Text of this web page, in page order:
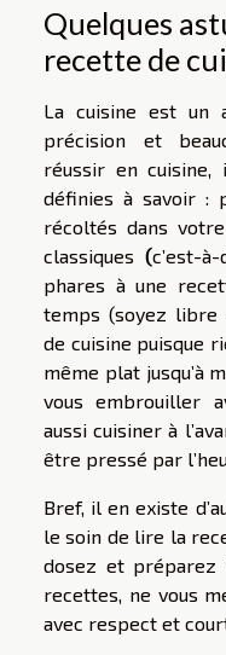
Quelques
recette de
La cuisine est un
précision et
réussir en
définies à savoir :
récoltés dans
classiques (c’est-
phares à une
temps (soyez libre
de cuisine puisque
même plat jusqu’à
vous embrouiller
aussi cuisiner à
être pressé par
Bref, il en existe
le soin de lire la
dosez et préparez
recettes, ne vous
avec respect et